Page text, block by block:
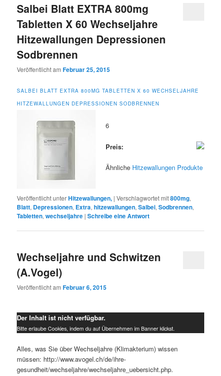
Salbei Blatt EXTRA 800mg
Tabletten X 60 Wechseljahre
Hitzewallungen Depressionen
Sodbrennen
Veröffentlicht amFebruar 25, 2015
SALBEI BLATT EXTRA 800MG TABLETTEN X 60 WECHSELJAHRE
HITZEWALLUNGEN DEPRESSIONEN SODBRENNEN
6
Preis:
Ähnliche Hitzewallungen Produkte
Veröffentlicht unterHitzewallungen, |Verschlagwortet mit800mg,
Blatt, Depressionen, Extra,hitzewallungen,Salbei,Sodbrennen,
Tabletten,wechseljahre |Schreibe eine Antwort
Wechseljahre und Schwitzen
(A.Vogel)
Veröffentlicht amFebruar 6, 2015
Der Inhalt ist nicht verfügbar.
Bitte erlaube Cookies, indem du auf Übernehmen im Banner klickst.
Alles, was Sie über Wechseljahre (Klimakterium) wissen
müssen: http://www.avogel.ch/de/ihre-
gesundheit/wechseljahre/wechseljahre_uebersicht.php.